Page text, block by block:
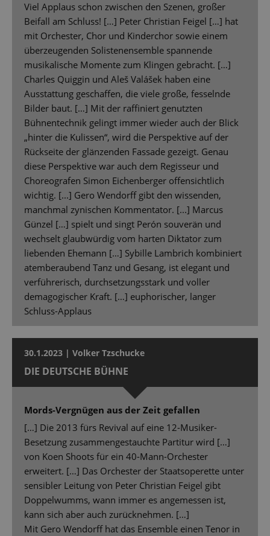
Viel Applaus schon zwischen den Szenen, großer
Beifall am Schluss! […] Peter Christian Feigel […] hat
mit Orchester, Chor und Kinderchor sowie einem
überzeugenden Solistenensemble spannende
musikalische Momente zum Klingen gebracht. […]
Charles Quiggin und Aleš Valášek haben eine
Ausstattung geschaffen, die viele große, fesselnde
Bilder baut. […] Mit der raffiniert genutzten
Bühnentechnik gelingt immer wieder auch der Blick
„hinter die Kulissen“, wird die Perspektive auf der
Rückseite der glänzenden Fassade gezeigt. Genau
diese Perspektive war auch dem Regisseur und
Choreografen Simon Eichenberger offensichtlich
wichtig. [...] Gero Wendorff gibt den wissenden,
manchmal zynischen Kommentator. [...] Marcus
Günzel […] spielt und singt Perón souverän und
wechselt glaubwürdig vom harten Diktator zum
liebenden Ehemann […] Sybille Lambrich kombiniert
atemberaubend Tanz und Gesang, ist elegant und
verführerisch, durchsetzungsstark und voller
demagogischer Kraft. […] euphorischer, langer
Schluss-Applaus
30.1.2023 | Volker Tzschucke
DIE DEUTSCHE BÜHNE
Mords-Vergnügen aus der Zeit gefallen
[…] Die 2013 fürs Revival auf eine 12-Musiker-
Besetzung zusammengestauchte Partitur wird […]
von Koen Shoots für ein 40-Mann-Orchester
erweitert. […] Das Orchester der Staatsoperette unter
sensibler Leitung von Peter Christian Feigel gibt
Doppelwumms, wann immer es angemessen ist,
kann sich aber auch zurücknehmen. […]
Mit Gero Wendorff hat das Ensemble einen Tenor in